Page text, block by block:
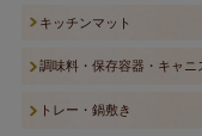
キッチンマット
調味料・保存容器・キャニ
トレー・鍋敷き